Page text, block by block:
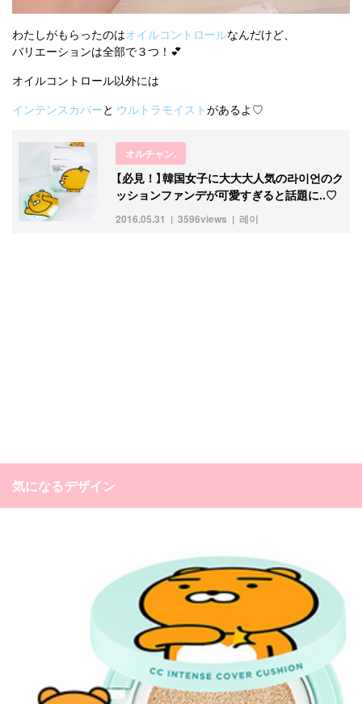
わたしがもらったのはオイルコントロールなんだけど、
バリエーションは全部で３つ！💕
オイルコントロール以外には
インテンスカバーと ウルトラモイストがあるよ♡
オルチャン.
2016.05.31 레이
3596views
【必見！】韓国女子に大大大人気の라이언のク
ッションファンデが可愛すぎると話題に..♡
気になるデザイン